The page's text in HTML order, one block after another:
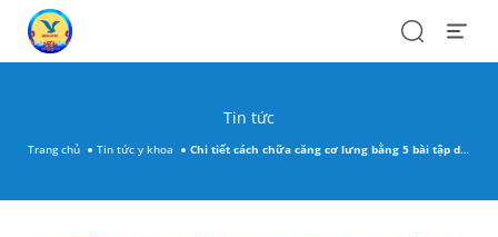
SearchOpen
Tin tức
Trang chủ Tin tức y khoa Chi tiết cách chữa căng cơ lưng bằng 5 bài tập dễ dàng thực hiện tại nhà